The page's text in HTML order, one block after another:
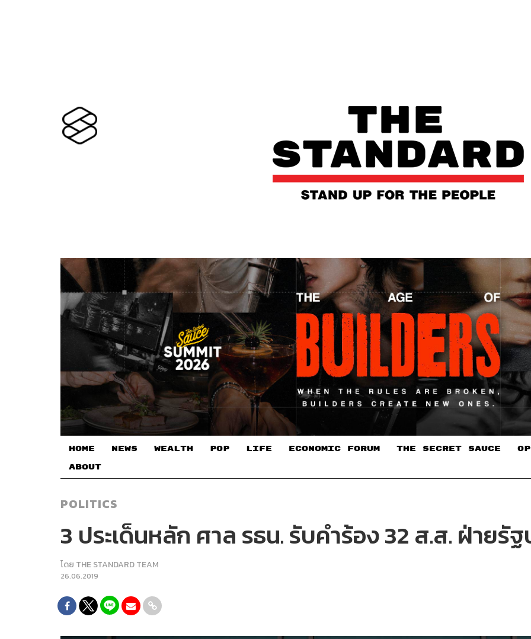
HOME NEWS WEALTH POP LIFE ECONOMIC FORUM THE SECRET SAUCE​
ABOUT
POLITICS
3 ประเด็นหลัก ศาล รธน. รับคำร้อง 32 ส.ส. ฝ่ายรั
โดย THE STANDARD TEAM
26.06.2019